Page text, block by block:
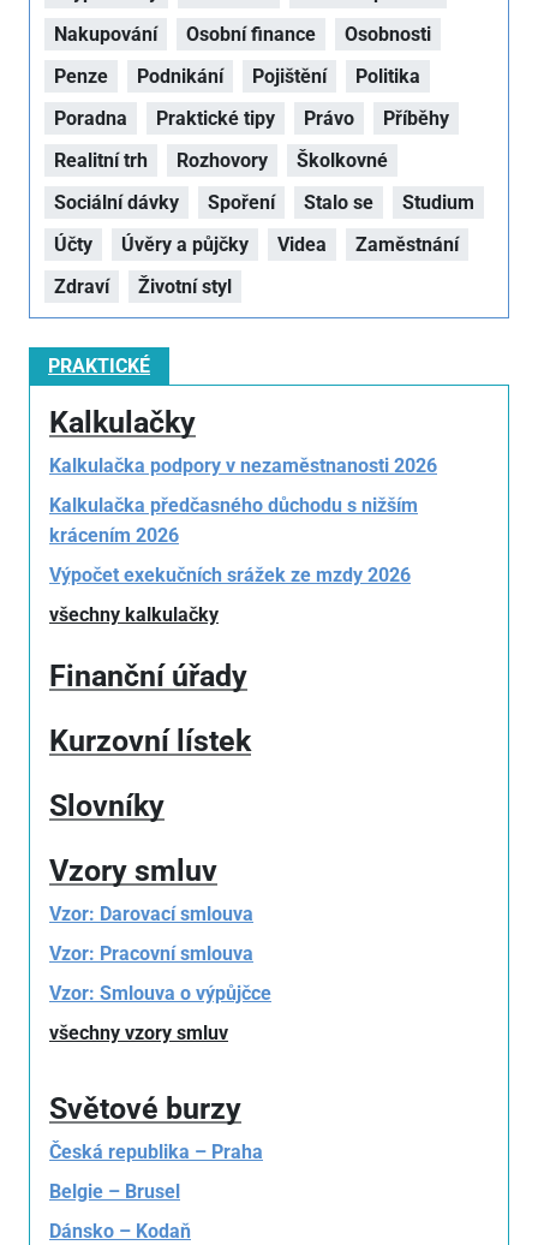
Nakupování
Osobní finance
Osobnosti
Penze
Podnikání Pojištění
Politika
Poradna
Praktické tipy Právo
Příběhy
Realitní trh
Rozhovory
Školkovné
Sociální dávky
Spoření Stalo se
Studium
Účty
Úvěry a půjčky Videa
Zaměstnání
Zdraví
Životní styl
PRAKTICKÉ
Kalkulačky
Kalkulačka podpory v nezaměstnanosti 2026
Kalkulačka předčasného důchodu s nižším
krácením 2026
Výpočet exekučních srážek ze mzdy 2026
všechny kalkulačky
Finanční úřady
Kurzovní lístek
Slovníky
Vzory smluv
Vzor: Darovací smlouva
Vzor: Pracovní smlouva
Vzor: Smlouva o výpůjčce
všechny vzory smluv
Světové burzy
Česká republika – Praha
Belgie – Brusel
Dánsko – Kodaň